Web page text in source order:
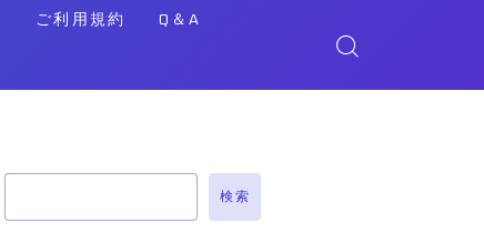
ご利用規約 Q＆A
検索